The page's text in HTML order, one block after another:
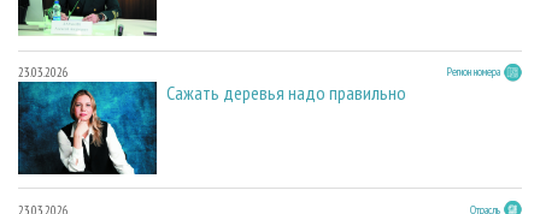
23.03.2026 Регион номера
Сажать деревья надо правильно
23.03.2026 Отрасль